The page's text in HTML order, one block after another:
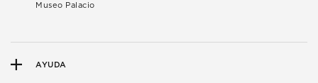
Museo Palacio
AYUDA